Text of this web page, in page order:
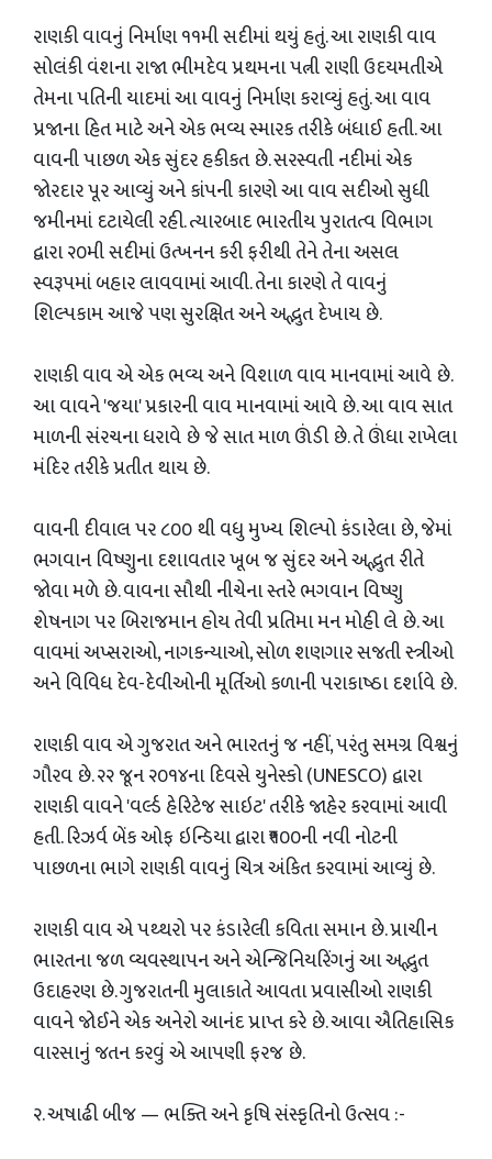
​રાણકી વાવનું નિર્માણ ૧૧મી સદીમાં થયું હતું. આ રાણકી વાવ
સોલંકી વંશના રાજા ભીમદેવ પ્રથમના પત્ની રાણી ઉદયમતીએ
તેમના પતિની યાદમાં આ વાવનું નિર્માણ કરાવ્યું હતું. આ વાવ
પ્રજાના હિત માટે અને એક ભવ્ય સ્મારક તરીકે બંધાઈ હતી. આ
વાવની પાછળ એક સુંદર હકીકત છે. સરસ્વતી નદીમાં એક
જોરદાર પૂર આવ્યું અને કાંપની કારણે આ વાવ સદીઓ સુધી
જમીનમાં દટાયેલી રહી. ત્યારબાદ ભારતીય પુરાતત્વ વિભાગ
દ્વારા ૨૦મી સદીમાં ઉત્ખનન કરી ફરીથી તેને તેના અસલ
સ્વરૂપમાં બહાર લાવવામાં આવી. તેના કારણે તે વાવનું
શિલ્પકામ આજે પણ સુરક્ષિત અને અદ્ભુત દેખાય છે.
​રાણકી વાવ એ એક ભવ્ય અને વિશાળ વાવ માનવામાં આવે છે.
આ વાવને 'જયા' પ્રકારની વાવ માનવામાં આવે છે. આ વાવ સાત
માળની સંરચના ધરાવે છે જે સાત માળ ઊંડી છે. તે ઊંધા રાખેલા
મંદિર તરીકે પ્રતીત થાય છે.
વાવની દીવાલ પર ૮૦૦ થી વધુ મુખ્ય શિલ્પો કંડારેલા છે, જેમાં
ભગવાન વિષ્ણુના દશાવતાર ખૂબ જ સુંદર અને અદ્ભુત રીતે
જોવા મળે છે. વાવના સૌથી નીચેના સ્તરે ભગવાન વિષ્ણુ
શેષનાગ પર બિરાજમાન હોય તેવી પ્રતિમા મન મોહી લે છે. આ
વાવમાં અપ્સરાઓ, નાગકન્યાઓ, સોળ શણગાર સજતી સ્ત્રીઓ
અને વિવિધ દેવ-દેવીઓની મૂર્તિઓ કળાની પરાકાષ્ઠા દર્શાવે છે.
​રાણકી વાવ એ ગુજરાત અને ભારતનું જ નહીં, પરંતુ સમગ્ર વિશ્વનું
ગૌરવ છે. ૨૨ જૂન ૨૦૧૪ના દિવસે યુનેસ્કો (UNESCO) દ્વારા
રાણકી વાવને 'વર્લ્ડ હેરિટેજ સાઇટ' તરીકે જાહેર કરવામાં આવી
હતી. રિઝર્વ બેંક ઓફ ઇન્ડિયા દ્વારા ₹૧૦૦ની નવી નોટની
પાછળના ભાગે રાણકી વાવનું ચિત્ર અંકિત કરવામાં આવ્યું છે.
​રાણકી વાવ એ પથ્થરો પર કંડારેલી કવિતા સમાન છે. પ્રાચીન
ભારતના જળ વ્યવસ્થાપન અને એન્જિનિયરિંગનું આ અદ્ભુત
ઉદાહરણ છે. ગુજરાતની મુલાકાતે આવતા પ્રવાસીઓ રાણકી
વાવને જોઈને એક અનેરો આનંદ પ્રાપ્ત કરે છે. આવા ઐતિહાસિક
વારસાનું જતન કરવું એ આપણી ફરજ છે.
૨. અષાઢી બીજ — ભક્તિ અને કૃષિ સંસ્કૃતિનો ઉત્સવ :-